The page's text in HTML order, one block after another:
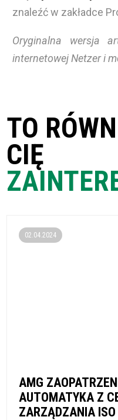
znaleźć w zakładce
Oryginalna wersja
internetowej Netzer i
TO
CIĘ
02.04.2024
AMG
AUTOMATYKA Z
ZARZĄDZANIA